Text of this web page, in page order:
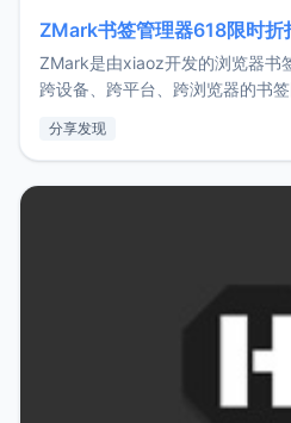
ZMark书签管理器618限时折
ZMark是由xiaoz开发的浏览器书
跨设备、跨平台、跨浏览器的书
用，让管理更高效。ZMark官网地
分享发现